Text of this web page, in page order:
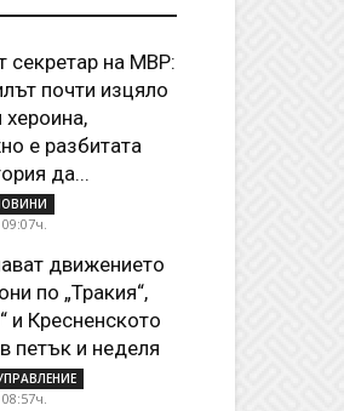
секретар на МВР:
почти изцяло
хероина,
е разбитата
да...
движението
по „Тракия“,
и Кресненското
петък и неделя